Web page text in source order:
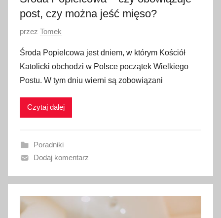
post, czy można jeść mięso?
O
u
b
l
i
a
n
1
0
przez Tomek
Środa Popielcowa jest dniem, w którym Kościół
Katolicki obchodzi w Polsce początek Wielkiego
Postu. W tym dniu wierni są zobowiązani
Czytaj dalej
Poradniki
Dodaj komentarz